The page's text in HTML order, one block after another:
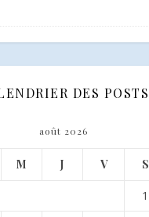
DES POSTS
août 2026
M J V S
1